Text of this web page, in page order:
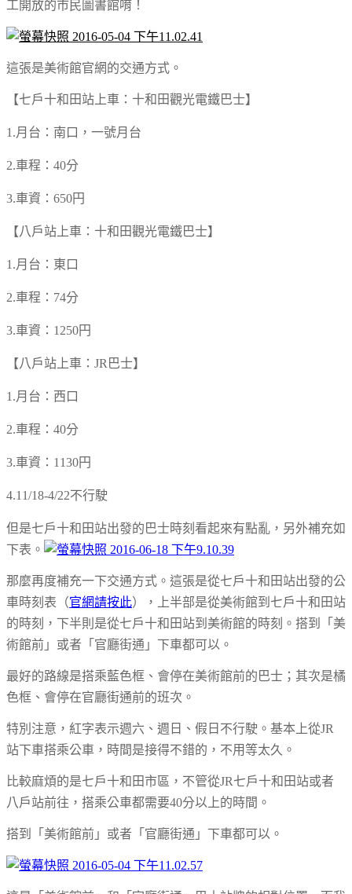
工開放的市民圖書館唷！
這張是美術館官網的交通方式。
【七戶十和田站上車：十和田觀光電鐵巴士】
1.月台：南口，一號月台
2.車程：40分
3.車資：650円
【八戶站上車：十和田觀光電鐵巴士】
1.月台：東口
2.車程：74分
3.車資：1250円
【八戶站上車：JR巴士】
1.月台：西口
2.車程：40分
3.車資：1130円
4.11/18-4/22不行駛
但是七戶十和田站出發的巴士時刻看起來有點亂，另外補充如
下表。
那麼再度補充一下交通方式。這張是從七戶十和田站出發的公
車時刻表（官網請按此），上半部是從美術館到七戶十和田站
的時刻，下半則是從七戶十和田站到美術館的時刻。搭到「美
術館前」或者「官廳街通」下車都可以。
最好的路線是搭乘藍色框、會停在美術館前的巴士；其次是橘
色框、會停在官廳街通前的班次。
特別注意，紅字表示週六、週日、假日不行駛。基本上從JR
站下車搭乘公車，時間是接得不錯的，不用等太久。
比較麻煩的是七戶十和田市區，不管從JR七戶十和田站或者
八戶站前往，搭乘公車都需要40分以上的時間。
搭到「美術館前」或者「官廳街通」下車都可以。